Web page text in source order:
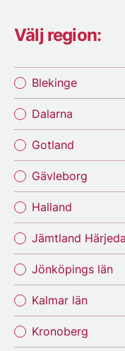
Välj region:
Blekinge
Dalarna
Gotland
Gävleborg
Halland
Jämtland
Jönköpings län
Kalmar län
Kronoberg